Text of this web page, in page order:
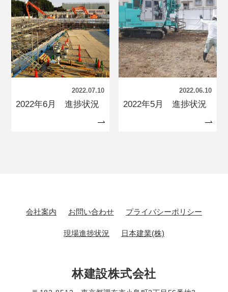
2022.07.10
2022年6月 進捗状況
2022.06.10
2022年5月 進捗状況
会社案内 お問い合わせ プライバシーポリシー
現場進捗状況 日本建業(株)
林建設株式会社